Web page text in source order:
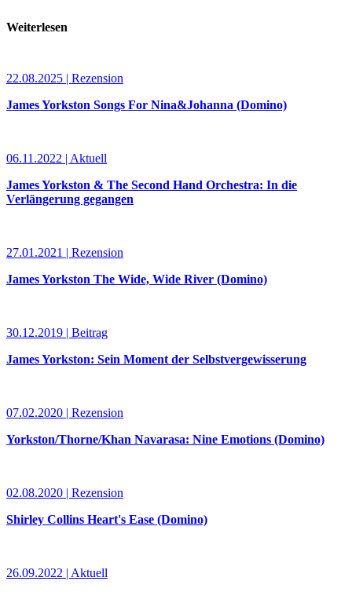
Weiterlesen
22.08.2025 | Rezension
James Yorkston Songs For Nina&Johanna (Domino)
06.11.2022 | Aktuell
James Yorkston & The Second Hand Orchestra: In die
Verlängerung gegangen
27.01.2021 | Rezension
James Yorkston The Wide, Wide River (Domino)
30.12.2019 | Beitrag
James Yorkston: Sein Moment der Selbstvergewisserung
07.02.2020 | Rezension
Yorkston/Thorne/Khan Navarasa: Nine Emotions (Domino)
02.08.2020 | Rezension
Shirley Collins Heart's Ease (Domino)
26.09.2022 | Aktuell